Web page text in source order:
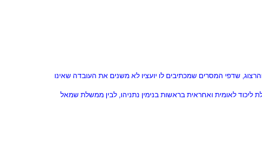
שדפי המסרים שמכתיבים לו יועציו לא משנים את העובדה שאינו
ליכוד לאומית ואחראית בראשות בנימין נתניהו, לבין ממשלת שמאל